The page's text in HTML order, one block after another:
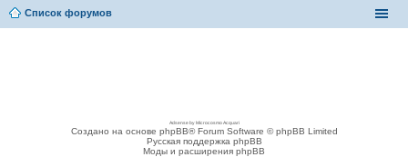
Список форумов
Adsense by Microcosmo Acquari
Создано на основе phpBB® Forum Software © phpBB Limited
Русская поддержка phpBB
Моды и расширения phpBB